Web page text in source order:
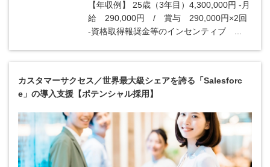
【年収例】 25歳（3年目）4,300,000円 -月
給 290,000円 / 賞与 290,000円×2回
-資格取得報奨金等のインセンティブ ...
カスタマーサクセス／世界最大級シェアを誇る「Salesforc
e」の導入支援【ポテンシャル採用】